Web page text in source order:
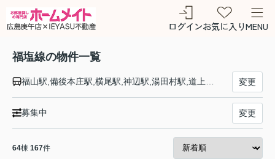
ログインお気に入りMENU
福塩線の物件一覧
福山駅,備後本庄駅,横尾駅,神辺駅,湯田村駅,道上駅,万能倉駅,駅家駅,近田駅,戸手駅,上戸手駅,新市駅,高木駅,鵜飼駅,府中駅,下川辺駅,中畑駅,河佐駅,備後三川駅,備後矢野駅,上下駅,甲奴駅,梶田駅,備後安田駅,吉舎駅,三良坂駅,塩町駅,神杉駅,八次駅,三次駅 変更
募集中 変更
64棟 167件